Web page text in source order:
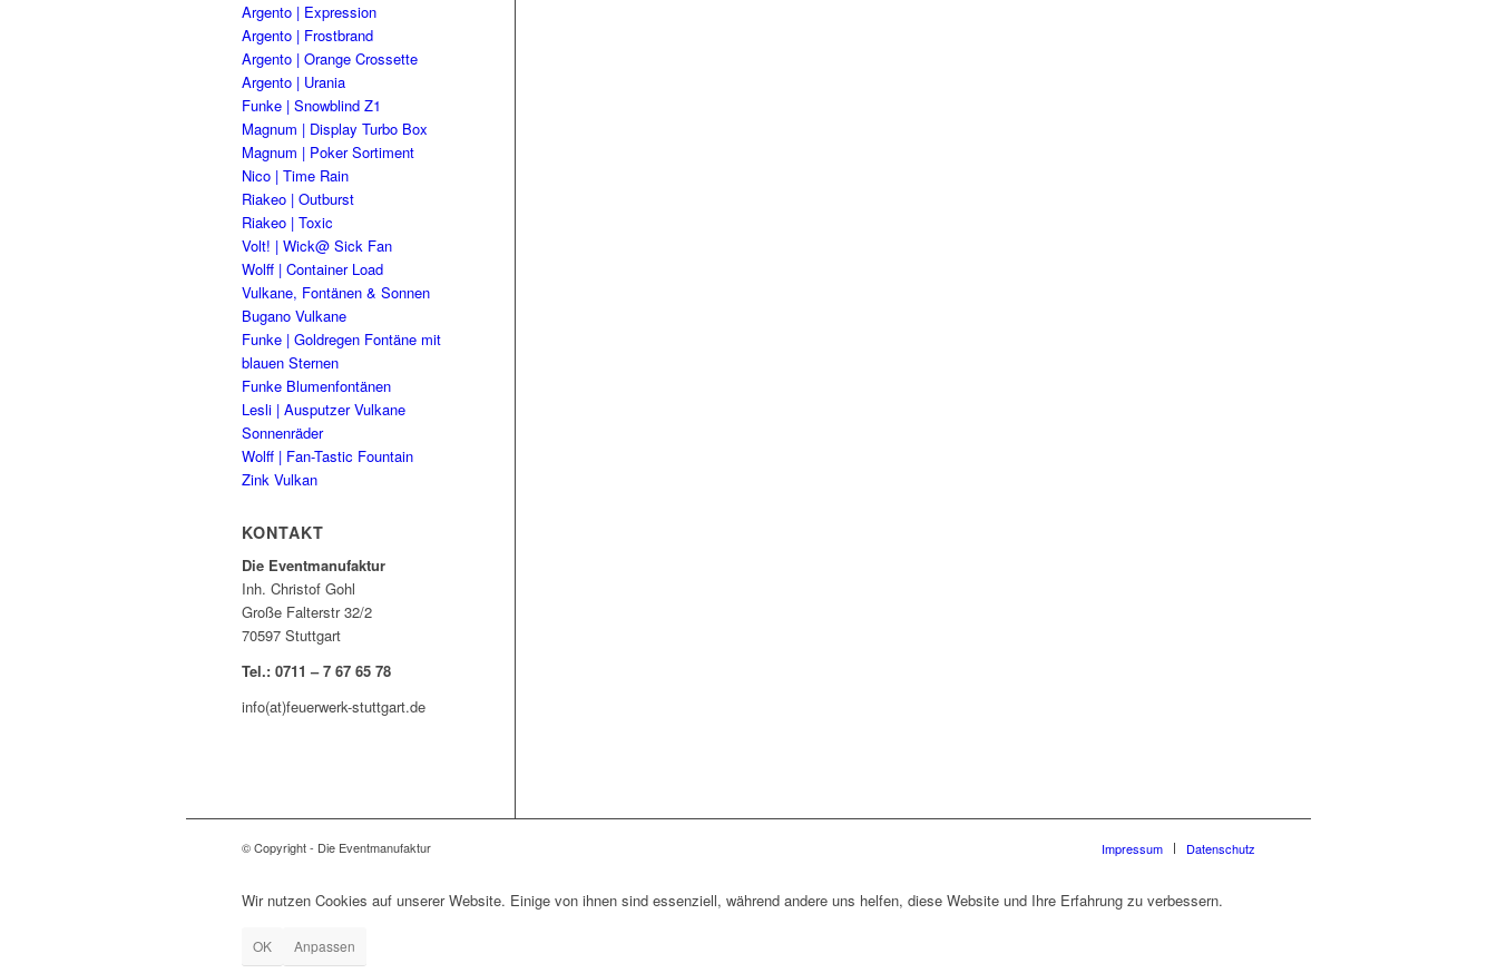
Argento | Expression
Argento | Frostbrand
Argento | Orange Crossette
Argento | Urania
Funke | Snowblind Z1
Magnum | Display Turbo Box
Magnum | Poker Sortiment
Nico | Time Rain
Riakeo | Outburst
Riakeo | Toxic
Volt! | Wick@ Sick Fan
Wolff | Container Load
Vulkane, Fontänen & Sonnen
Bugano Vulkane
Funke | Goldregen Fontäne mit
blauen Sternen
Funke Blumenfontänen
Lesli | Ausputzer Vulkane
Sonnenräder
Wolff | Fan-Tastic Fountain
Zink Vulkan
KONTAKT
Die Eventmanufaktur
Inh. Christof Gohl
Große Falterstr 32/2
70597 Stuttgart
Tel.: 0711 – 7 67 65 78
info(at)feuerwerk-stuttgart.de
© Copyright - Die Eventmanufaktur Impressum Datenschutz
Wir nutzen Cookies auf unserer Website. Einige von ihnen sind essenziell, während andere uns helfen, diese Website und Ihre Erfahrung zu verbessern.
OK Anpassen